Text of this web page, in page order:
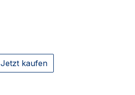
Jetzt kaufen